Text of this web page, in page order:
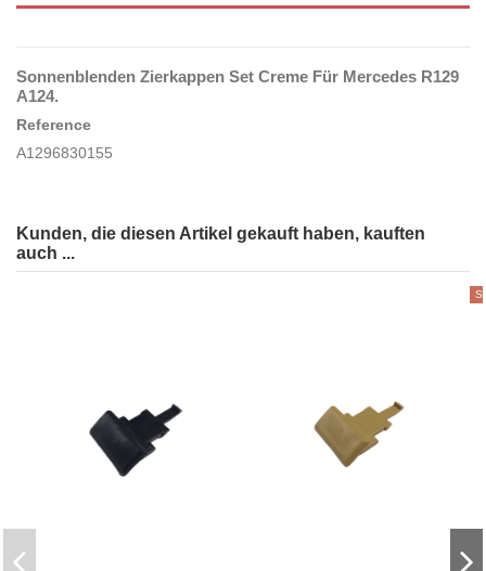
Sonnenblenden Zierkappen Set Creme Für Mercedes R129
A124.
Reference
A1296830155
Kunden, die diesen Artikel gekauft haben, kauften
auch ...